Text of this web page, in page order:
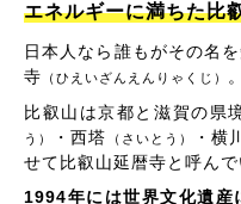
エネルギーに満ちた比
日本人なら誰もがその名
寺 （ひえいざんえんりゃくじ） 。
比叡山は京都と滋賀の県
う）
・西塔 （さいとう） ・横川
せて比叡山延暦寺と呼んで
1994年には世界文化遺産